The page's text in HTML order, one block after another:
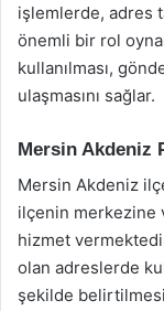
işlemlerde, adres
önemli bir rol
kullanılması,
ulaşmasını sağlar.
Mersin Akdeniz
Mersin Akdeniz
ilçenin merkezine
hizmet
olan adreslerde
şekilde